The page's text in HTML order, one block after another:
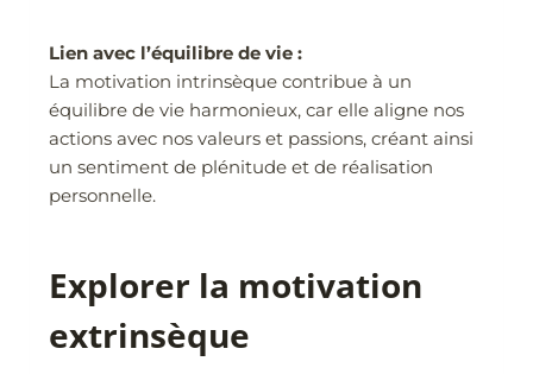
Lien avec l’équilibre de vie :
La motivation intrinsèque contribue à un
équilibre de vie harmonieux, car elle aligne nos
actions avec nos valeurs et passions, créant ainsi
un sentiment de plénitude et de réalisation
personnelle.
Explorer la motivation
extrinsèque